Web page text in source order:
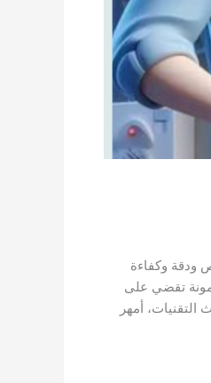
ودقة وكفاءة
تقضي على
أمهر